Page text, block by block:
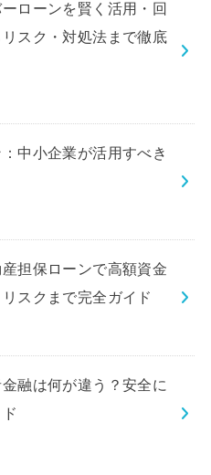
ローンを賢く活用・回
スク・対処法まで徹底
中小企業が活用すべき
担保ローンで高額資金
スクまで完全ガイド
融は何が違う？安全に